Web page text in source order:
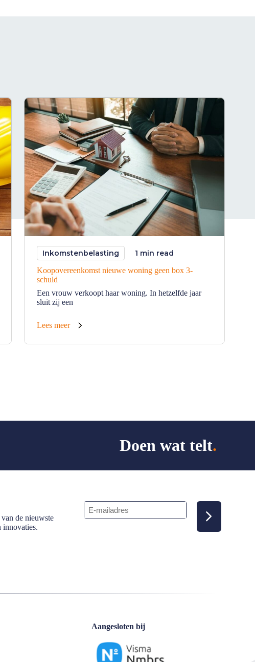
Inkomstenbelasting 1 min read
Koopovereenkomst nieuwe woning geen box 3-
schuld
Een vrouw verkoopt haar woning. In hetzelfde jaar
sluit zij een
Lees meer
Doen wat telt.
de nieuwste
E-
mailadres
Aangesloten bij